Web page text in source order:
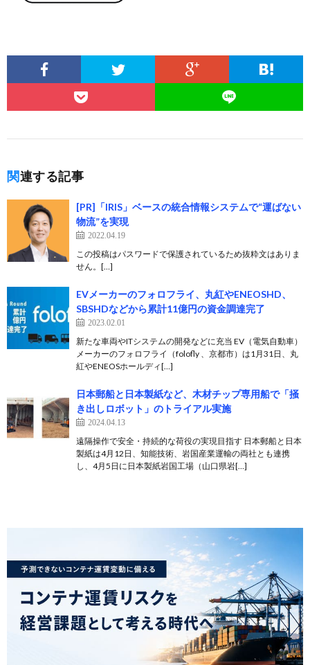
関連する記事
[PR]「IRIS」ベースの統合情報システムで“運ばない
物流”を実現
2022.04.19
この投稿はパスワードで保護されているため抜粋文はありま
せん。[…]
EVメーカーのフォロフライ、丸紅やENEOSHD、
SBSHDなどから累計11億円の資金調達完了
2023.02.01
新たな車両やITシステムの開発などに充当 EV（電気自動車）
メーカーのフォロフライ（folofly 、京都市）は1月31日、丸
紅やENEOSホールディ[…]
日本郵船と日本製紙など、木材チップ専用船で「掻
き出しロボット」のトライアル実施
2024.04.13
遠隔操作で安全・持続的な荷役の実現目指す 日本郵船と日本
製紙は4月12日、知能技術、岩国産業運輸の両社とも連携
し、4月5日に日本製紙岩国工場（山口県岩[…]